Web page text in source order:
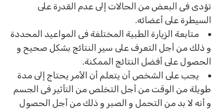
تؤدى فى البعض من الحالات إلى عدم القدرة على
السيطرة على أعضائه.
متابعة الزيارة الطبية المختلفة فى المواعيد المحددة
و ذلك من أجل التعرف على سير النتائج بشكل صحيح و
الحصول على أفضل النتائج الممكنة.
يجب على الشخص أن يتعلم أن الأمر يحتاج إلى مدة
طويلة من الوقت من أجل التخلص من التأثير فى الجسم
و أنه لا بد من التحمل و الصبر و ذلك من أجل الحصول